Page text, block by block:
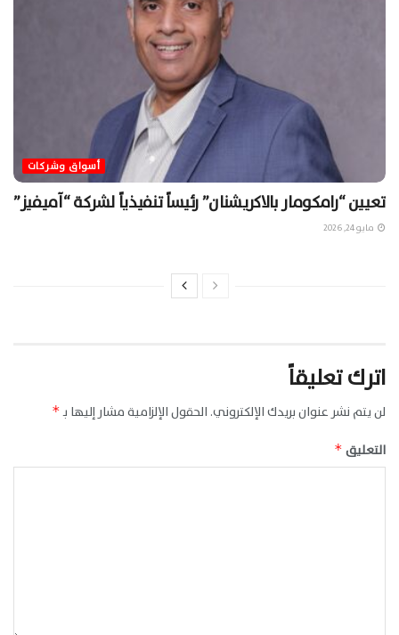
أسواق وشركات
تعيين “رامكومار بالاكريشنان” رئيساً تنفيذياً لشركة “آميفيز”
مايو 24, 2026
اترك تعليقاً
لن يتم نشر عنوان بريدك الإلكتروني. الحقول الإلزامية مشار إليها بـ*
التعليق *